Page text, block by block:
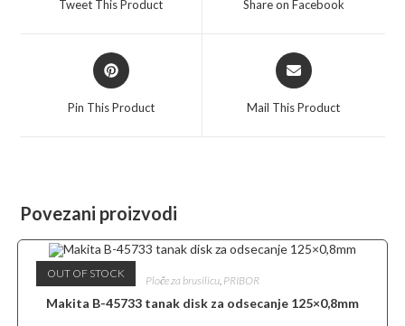
Tweet This Product Share on Facebook
Opens
in
Pin This Product
Opens
in
Mail This Product
Povezani proizvodi
OUT OF STOCK
Ploče za brusilicu, PRIBOR
Makita B-45733 tanak disk za odsecanje 125×0,8mm